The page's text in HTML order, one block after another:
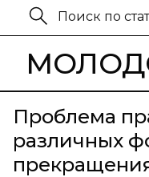
Проблема
различных